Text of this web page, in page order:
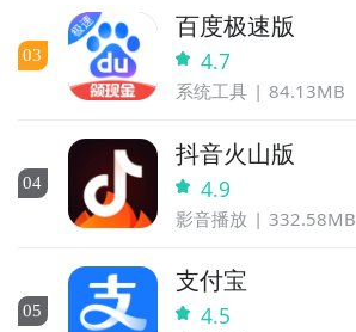
03
百度极速版
4.7
系统工具 84.13MB
04
抖音火山版
4.9
影音播放 332.58MB
05
支付宝
4.5